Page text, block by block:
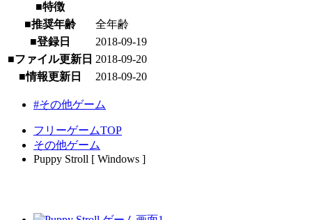
■特徴
■推奨年齢
全年齢
■登録日
2018-09-19
■ファイル更新日 2018-09-20
■情報更新日
2018-09-20
#その他ゲーム
フリーゲームTOP
その他ゲーム
Puppy Stroll [ Windows ]